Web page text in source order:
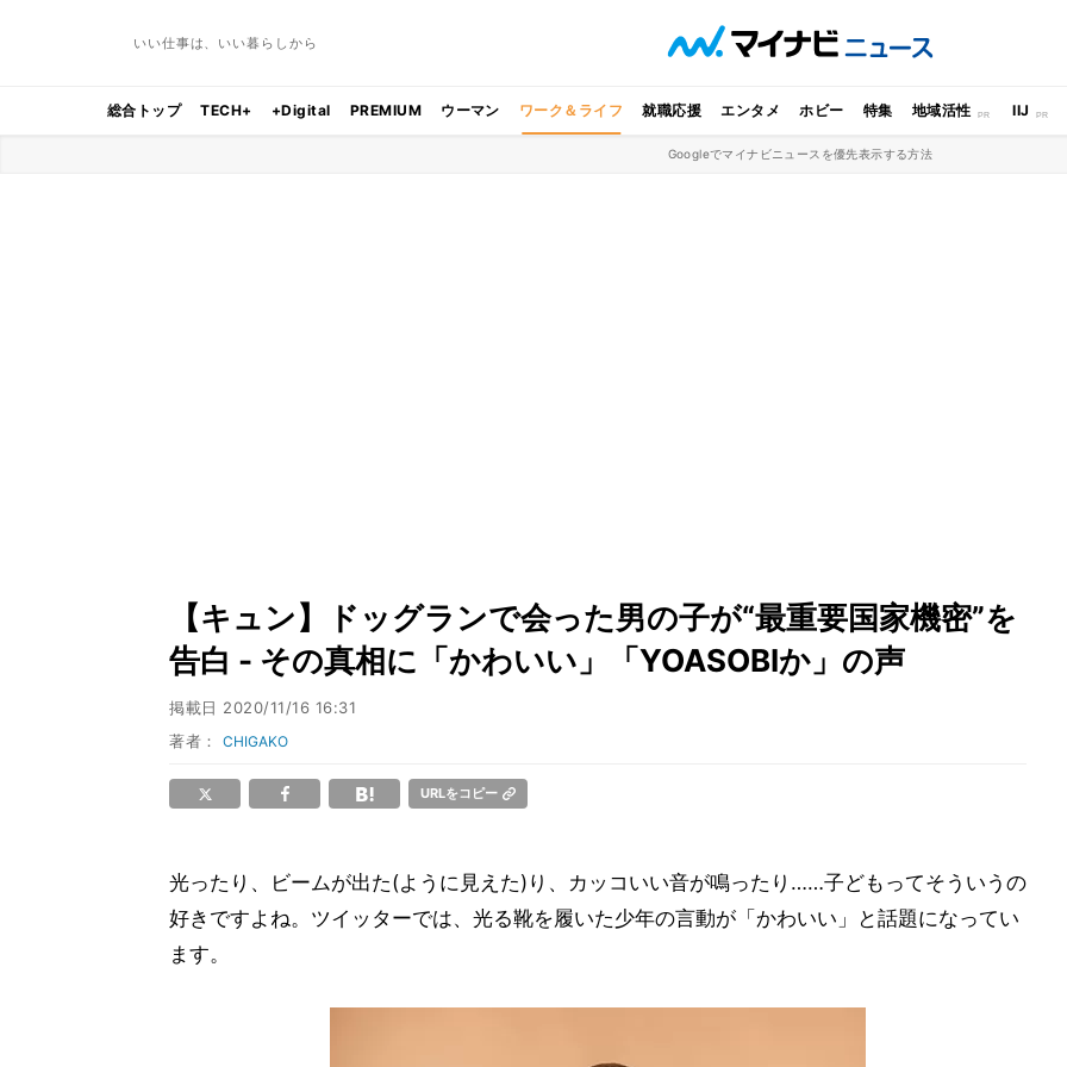
いい仕事は、いい暮らしから
総合トップ TECH+ +Digital PREMIUM ウーマン ワーク＆ライフ 就職応援 エンタメ ホビー 特集 地域活性 IIJ
Googleでマイナビニュースを優先表示する方法
【キュン】ドッグランで会った男の子が“最重要国家機密”を
告白 - その真相に「かわいい」「YOASOBIか」の声
掲載日 2020/11/16 16:31
著者：CHIGAKO
URLをコピー
光ったり、ビームが出た(ように見えた)り、カッコいい音が鳴ったり……子どもってそういうの
好きですよね。ツイッターでは、光る靴を履いた少年の言動が「かわいい」と話題になってい
ます。